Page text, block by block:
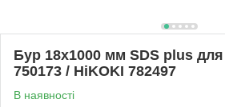
Бур 18х1000 мм SDS plus
750173 / HiKOKI 782497
В наявності